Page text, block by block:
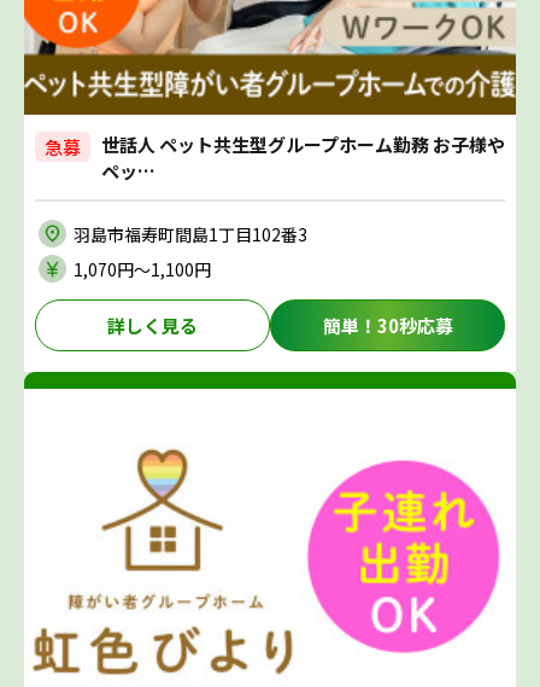
急募
世話人 ペット共生型グループホーム勤務 お子様や
ペッ…
羽島市福寿町間島1丁目102番3
1,070円〜1,100円
詳しく見る 簡単！30秒応募